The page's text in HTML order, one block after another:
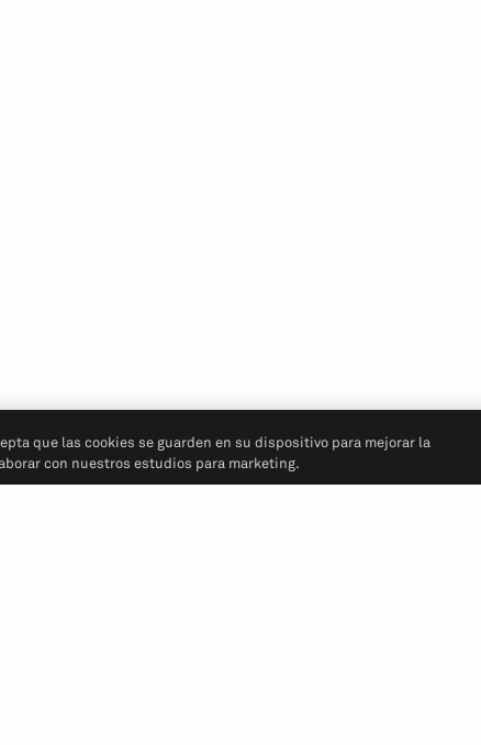
que las cookies se guarden en su dispositivo para mejorar la
con nuestros estudios para marketing.